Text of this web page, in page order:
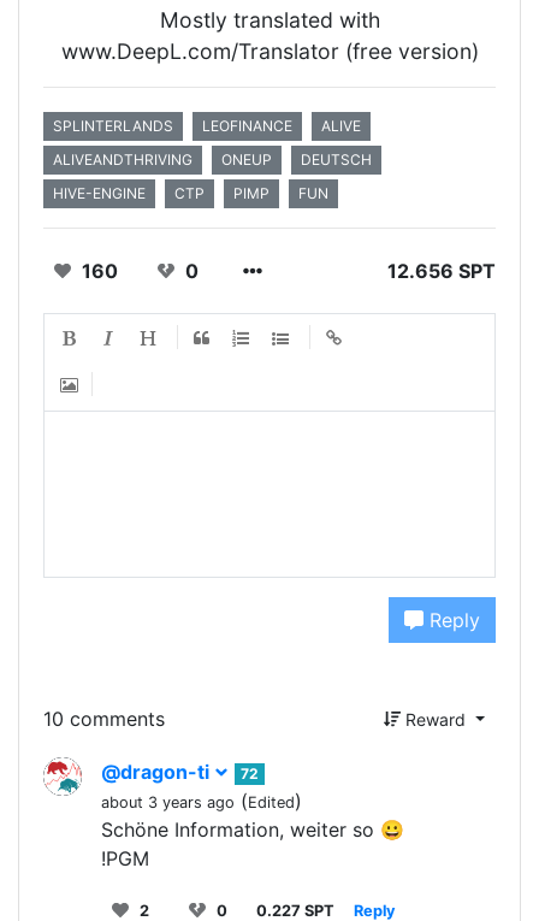
Mostly translated with
www.DeepL.com/Translator (free version)
SPLINTERLANDS LEOFINANCE
ALIVE
ALIVEANDTHRIVING
ONEUP
DEUTSCH
HIVE-ENGINE
CTP PIMP FUN
160 0 12.656 SPT
Reply
10 comments Reward
@dragon-ti
72
about 3 years ago (Edited)
Schöne Information, weiter so 😀
!PGM
2 0 0.227 SPT Reply